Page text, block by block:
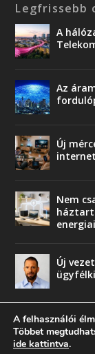
Legfrissebb
A
Az
Új
Nem
Új
A felhasználói
Többet
ide kattintva.